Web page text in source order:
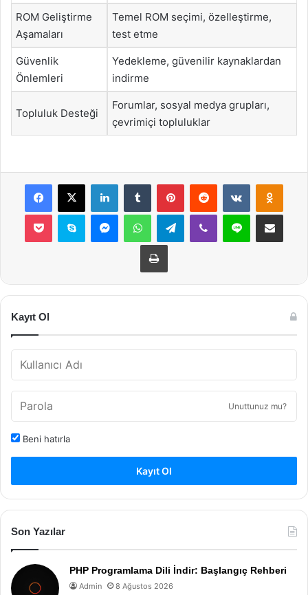
ROM Geliştirme
Aşamaları
Temel ROM seçimi, özelleştirme,
test etme
Güvenlik
Önlemleri
Yedekleme, güvenilir kaynaklardan
indirme
Topluluk Desteği
Forumlar, sosyal medya grupları,
çevrimiçi topluluklar
Facebook
X LinkedInTumblr PinterestReddit VKontakte
Pocket Skype MessengerWhatsAppTelegramViber Line E-Posta ile
Yazdır
Kayıt Ol
Unuttunuz mu?
Beni hatırla
Kayıt Ol
Son Yazılar
PHP Programlama Dili İndir: Başlangıç Rehberi
Admin 8 Ağustos 2026